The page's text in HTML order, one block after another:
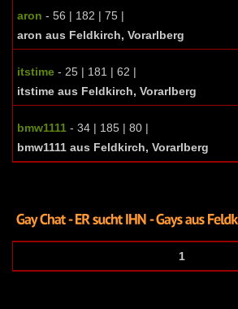
aron - 56 | 182 | 75 |
aron aus Feldkirch, Vorarlberg
itstime - 25 | 181 | 62 |
itstime aus Feldkirch, Vorarlberg
bmw1111 - 34 | 185 | 80 |
bmw1111 aus Feldkirch, Vorarlberg
1